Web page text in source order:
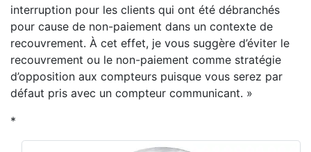
interruption pour les clients qui ont été débranchés
pour cause de non-paiement dans un contexte de
recouvrement. À cet effet, je vous suggère d’éviter le
recouvrement ou le non-paiement comme stratégie
d’opposition aux compteurs puisque vous serez par
défaut pris avec un compteur communicant. »
*